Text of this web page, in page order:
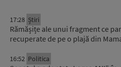
17:28 Știri
Rămășițe ale unui fragment ce
recuperate de pe o plajă din
16:52 Politica